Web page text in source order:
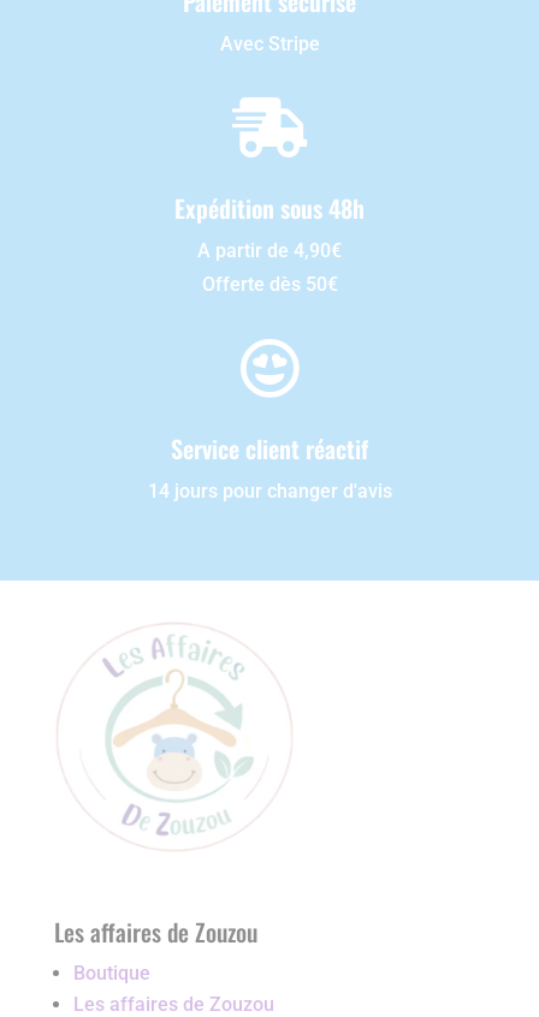
Avec Stripe

Expédition sous 48h
A partir de 4,90€
Offerte dès 50€

Service client réactif
14 jours pour changer d'avis
Les affaires de Zouzou
Boutique
Les affaires de Zouzou